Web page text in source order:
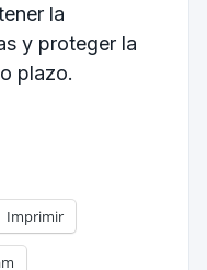
la
y proteger la
plazo.
Imprimir